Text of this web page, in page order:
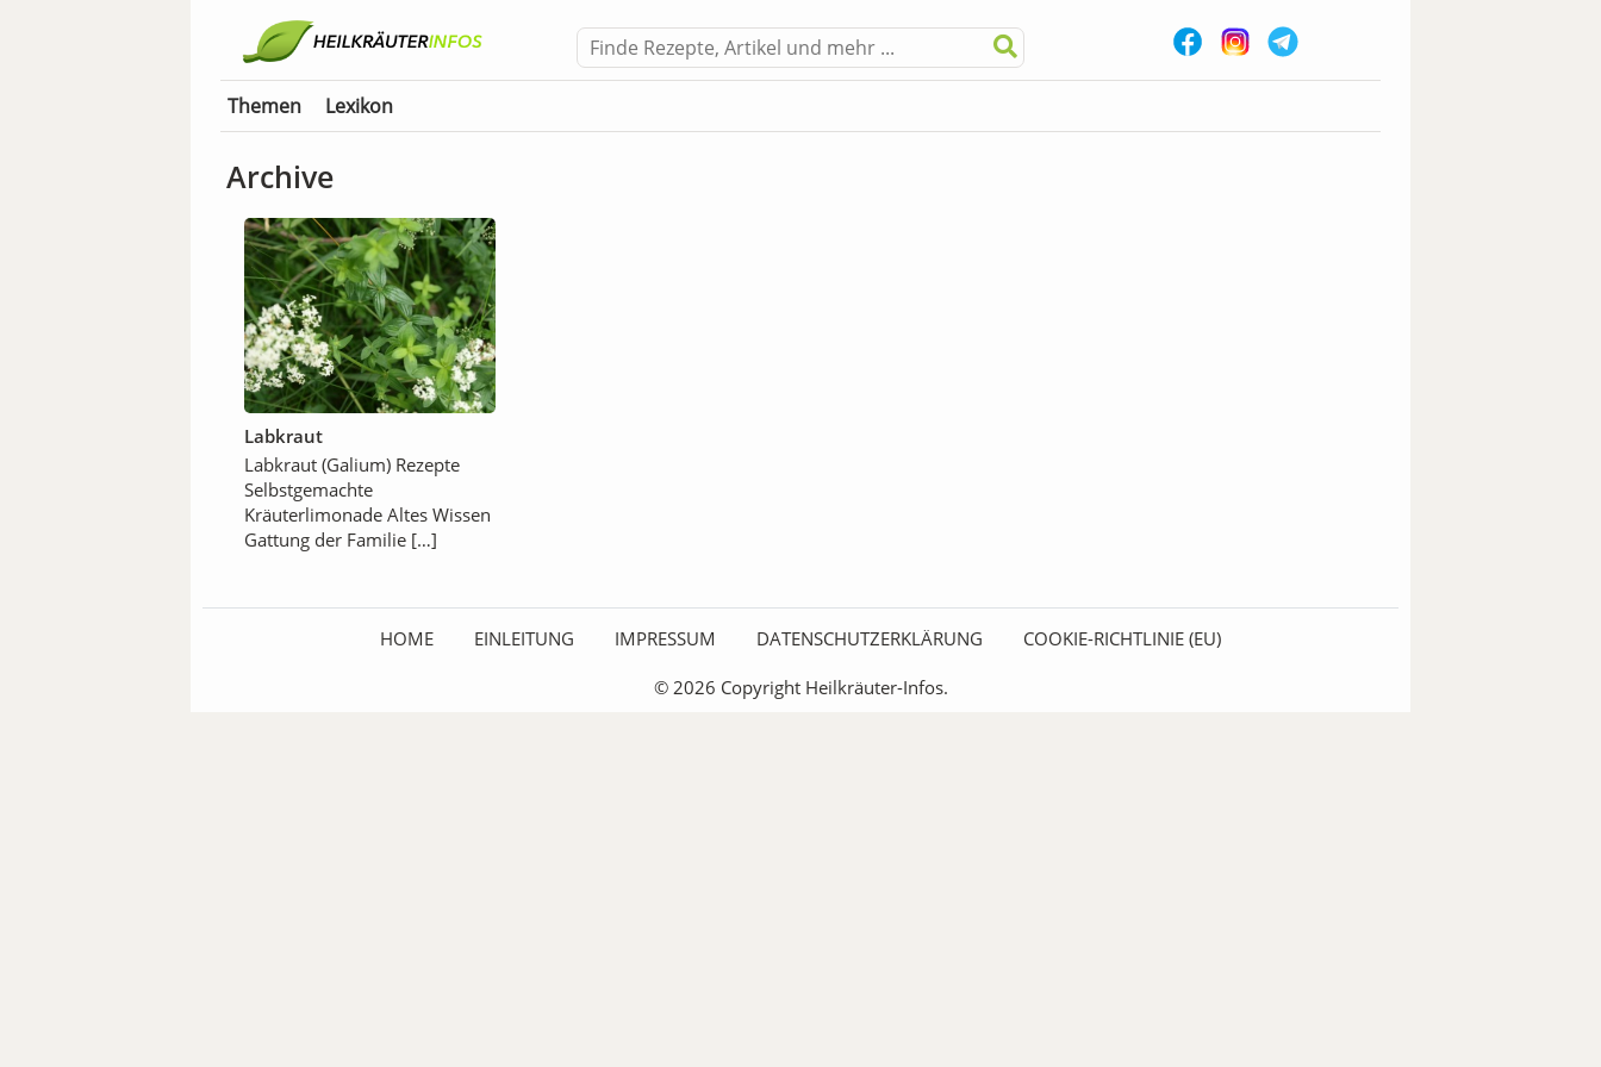
Themen Lexikon
Archive
Labkraut
Labkraut (Galium) Rezepte
Selbstgemachte
Kräuterlimonade Altes Wissen
Gattung der Familie […]
HOME EINLEITUNG IMPRESSUM DATENSCHUTZERKLÄRUNG COOKIE-RICHTLINIE (EU)
© 2026 Copyright Heilkräuter-Infos.